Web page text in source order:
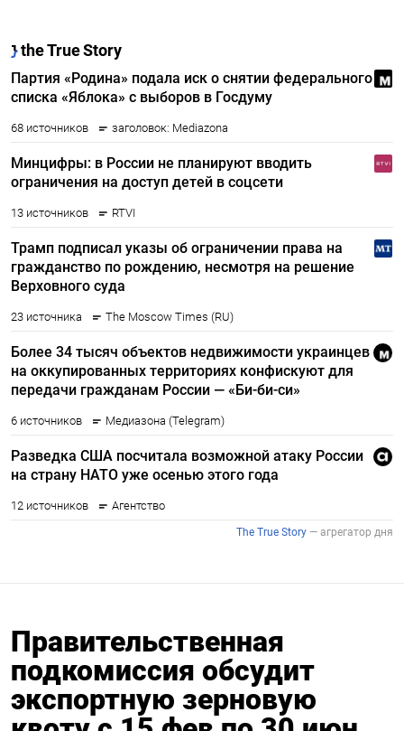
Правительственная
подкомиссия обсудит
экспортную зерновую